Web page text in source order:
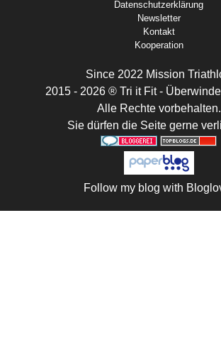
Datenschutzerklärung
Newsletter
Kontakt
Kooperation
Since 2022 Mission
2015 - 2026 ® Tri it Fit -
Alle Rechte vorbehalten.
Sie dürfen die Seite gerne
Follow my blog with